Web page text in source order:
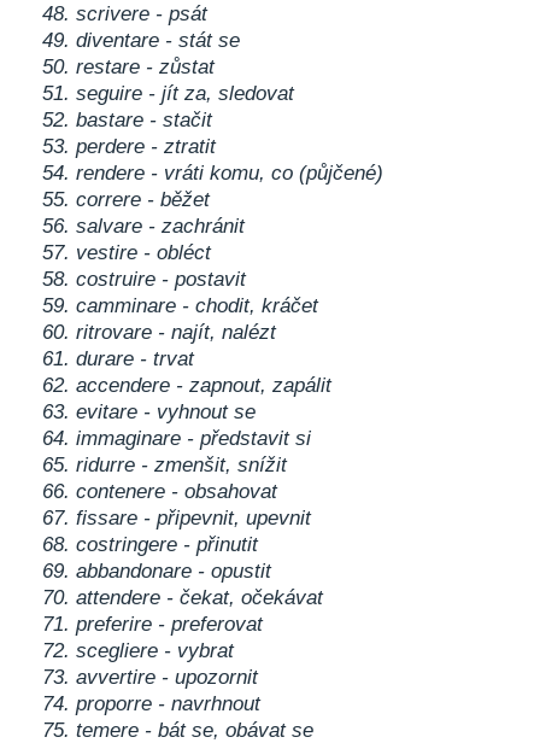
48. scrivere - psát
49. diventare - stát se
50. restare - zůstat
51. seguire - jít za, sledovat
52. bastare - stačit
53. perdere - ztratit
54. rendere - vráti komu, co (půjčené)
55. correre - běžet
56. salvare - zachránit
57. vestire - obléct
58. costruire - postavit
59. camminare - chodit, kráčet
60. ritrovare - najít, nalézt
61. durare - trvat
62. accendere - zapnout, zapálit
63. evitare - vyhnout se
64. immaginare - představit si
65. ridurre - zmenšit, snížit
66. contenere - obsahovat
67. fissare - připevnit, upevnit
68. costringere - přinutit
69. abbandonare - opustit
70. attendere - čekat, očekávat
71. preferire - preferovat
72. scegliere - vybrat
73. avvertire - upozornit
74. proporre - navrhnout
75. temere - bát se, obávat se